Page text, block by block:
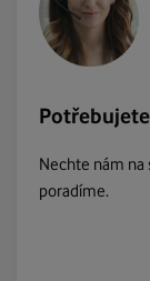
Nechte nám na
poradíme.